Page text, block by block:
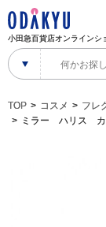
小田急百貨店オンラインシ
TOP コスメ フレ
ミラー ハリス カ